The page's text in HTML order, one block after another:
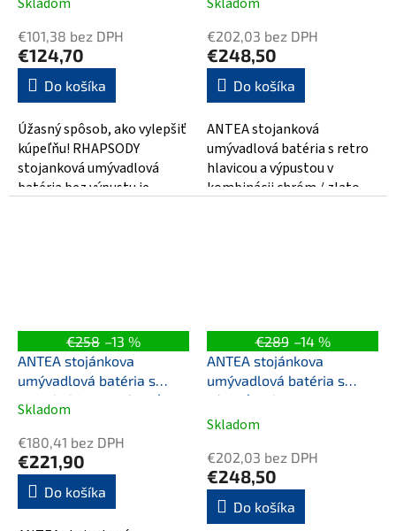
€101,38 bez DPH
€124,70
Do košíka
Úžasný spôsob, ako vylepšiť
kúpeľňu! RHAPSODY
stojanková umývadlová
batéria bez výpustu je
€202,03 bez DPH
€248,50
Do košíka
ANTEA stojanková
umývadlová batéria s retro
hlavicou a výpustou v
kombinácii chróm / zlato
€258 –13 %
ANTEA stojánkova
umývadlová batéria s
retro hubicou s výpusťou,
chróm/zlato
Priemerné
hodnotenie
produktu
je
5,0
z
Skladom
€180,41 bez DPH
€221,90
Do košíka
€289 –14 %
ANTEA stojánkova
umývadlová batéria s
výpusťou, bronz
Skladom
€202,03 bez DPH
€248,50
Do košíka